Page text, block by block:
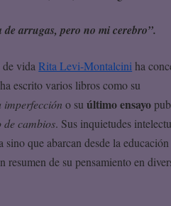
arrugas, pero no mi cerebro”.
de vidaRita Levi-Montalciniha
escrito varios libros como su
o suúltimo ensayo
de cambios. Sus inquietudes
sino que abarcan desde la
de su pensamiento en